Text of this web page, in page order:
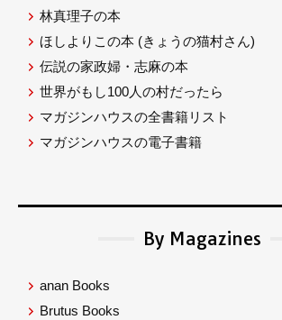
林真理子の本
ほしよりこの本 (きょうの猫村さん)
伝説の家政婦・志麻の本
世界がもし100人の村だったら
マガジンハウスの全書籍リスト
マガジンハウスの電子書籍
By Magazines
anan Books
Brutus Books